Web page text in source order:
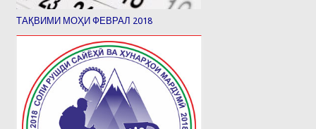
ТАҚВИМИ МОҲИ ФЕВРАЛ 2018